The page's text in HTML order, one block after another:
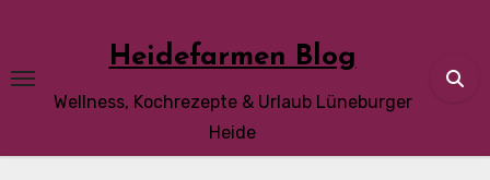
content
Heidefarmen Blog
Wellness, Kochrezepte & Urlaub Lüneburger
Heide